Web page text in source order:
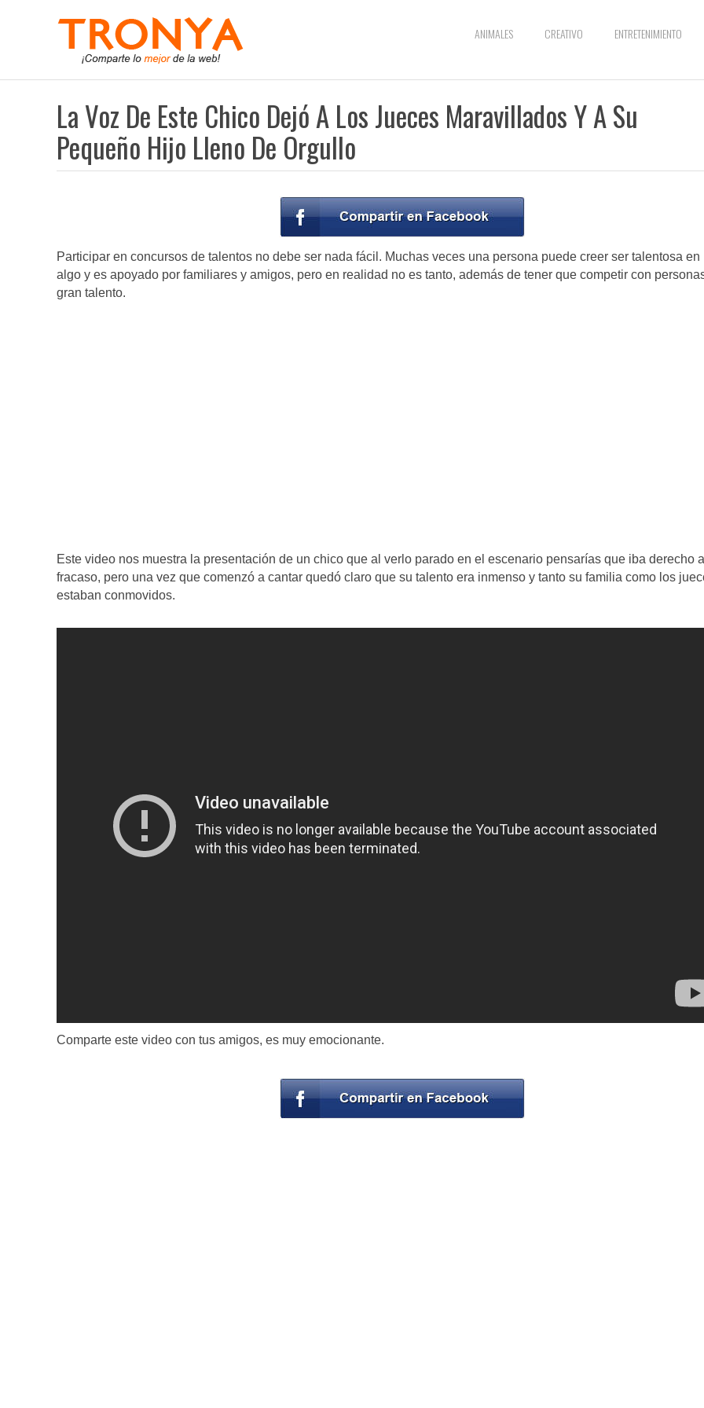
ANIMALES CREATIVO ENTRETENIMIENTO
La Voz De Este Chico Dejó A Los Jueces Maravillados Y A Su
Pequeño Hijo Lleno De Orgullo
Participar en concursos de talentos no debe ser nada fácil. Muchas veces una persona puede creer ser talentosa en
algo y es apoyado por familiares y amigos, pero en realidad no es tanto, además de tener que competir con
gran talento.
Este video nos muestra la presentación de un chico que al verlo parado en el escenario pensarías que iba derecho al
fracaso, pero una vez que comenzó a cantar quedó claro que su talento era inmenso y tanto su familia como los
estaban conmovidos.
Comparte este video con tus amigos, es muy emocionante.